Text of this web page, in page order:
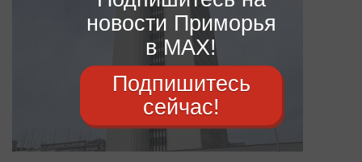
новости Приморья
в MAX!
Подпишитесь
сейчас!